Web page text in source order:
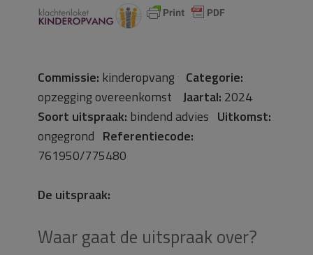
Commissie: kinderopvang Categorie:
opzegging overeenkomst Jaartal: 2024
Soort uitspraak: bindend advies Uitkomst:
ongegrond Referentiecode:
761950/775480
De uitspraak:
Waar gaat de uitspraak over?